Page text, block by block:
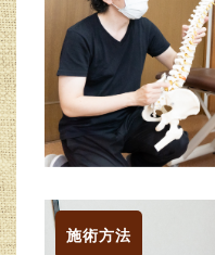
施術方法